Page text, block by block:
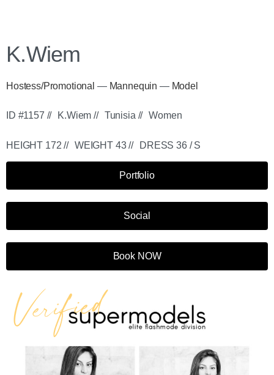
K.Wiem
Hostess/Promotional — Mannequin — Model
ID #1157 // K.Wiem // Tunisia // Women
HEIGHT 172 // WEIGHT 43 // DRESS 36 / S
Portfolio
Social
Book NOW